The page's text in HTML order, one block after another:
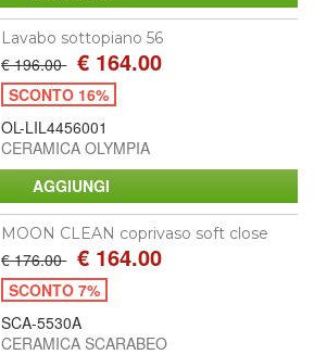
Lavabo sottopiano 56
€ 196.00 € 164.00
SCONTO 16%
OL-LIL4456001
CERAMICA OLYMPIA
MOON CLEAN coprivaso soft close
€ 176.00 € 164.00
SCONTO 7%
SCA-5530A
CERAMICA SCARABEO